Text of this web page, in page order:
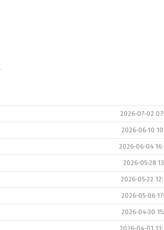
2026-07-02
2026-06-10
2026-06-04
2026-05-28
2026-05-22
2026-05-06
2026-04-30
2026-04-01